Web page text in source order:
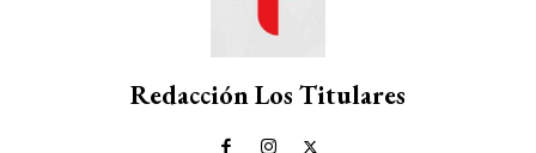
Redacción Los Titulares